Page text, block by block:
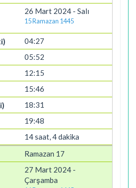
26 Mart 2024 - Salı
15 Ramazan 1445
04:27
05:52
12:15
15:46
18:31
19:48
14 saat, 4 dakika
Ramazan 17
27 Mart 2024 -
Çarşamba